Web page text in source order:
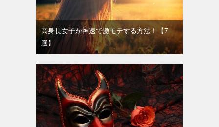
高身長女子が神速で激モテする方法！【7
選】